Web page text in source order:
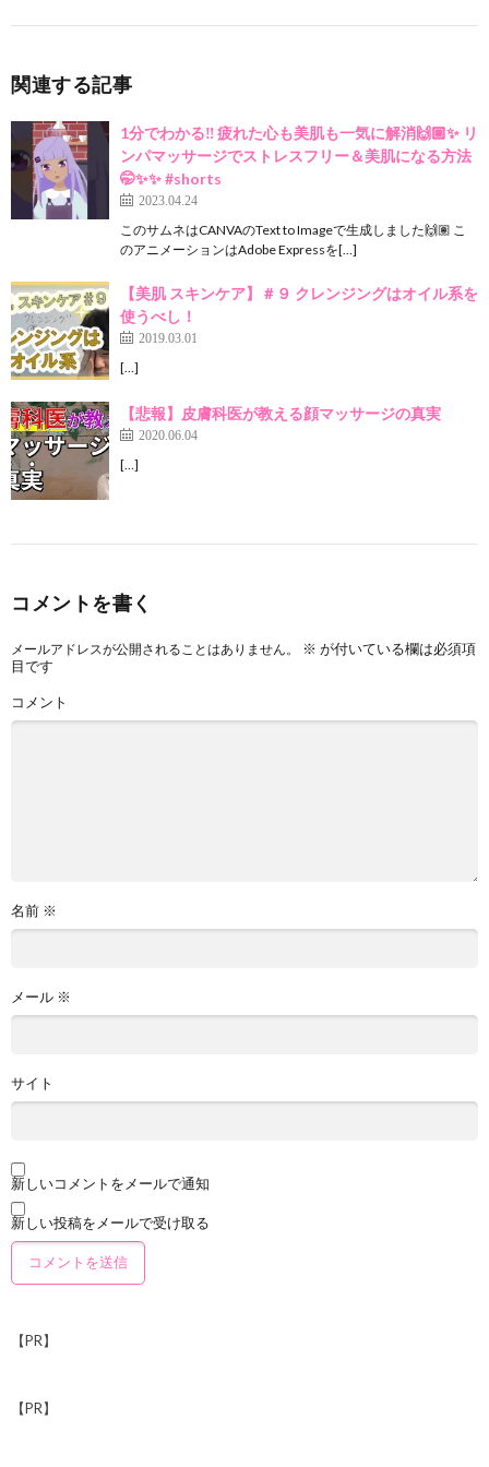
関連する記事
1分でわかる‼︎ 疲れた心も美肌も一気に解消🙌🏽✨ リ
ンパマッサージでストレスフリー＆美肌になる方法
🤭✨✨ #shorts
2023.04.24
このサムネはCANVAのText to Imageで生成しました🙌🏽 こ
のアニメーションはAdobe Expressを[…]
【美肌 スキンケア】＃９ クレンジングはオイル系を
使うべし！
2019.03.01
[…]
【悲報】皮膚科医が教える顔マッサージの真実
2020.06.04
[…]
コメントを書く
メールアドレスが公開されることはありません。 ※ が付いている欄は必須項
目です
コメント
名前 ※
メール ※
サイト
新しいコメントをメールで通知
新しい投稿をメールで受け取る
【PR】
【PR】